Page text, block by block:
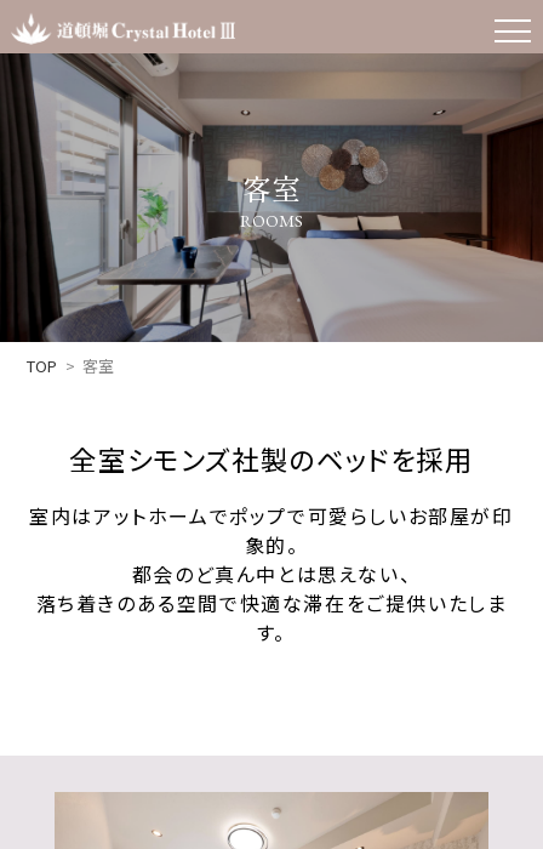
客室
ROOMS
TOP 客室
全室シモンズ社製のベッドを採用
室内はアットホームでポップで可愛らしいお部屋が印
象的。
都会のど真ん中とは思えない、
落ち着きのある空間で快適な滞在をご提供いたしま
す。